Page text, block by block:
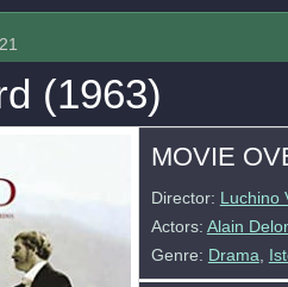
(1963)
MOVIE
Director: Luchino
Actors: Alain
Genre: Drama